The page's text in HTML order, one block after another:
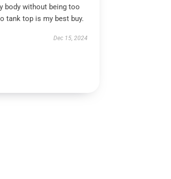
body without being too
tank top is my best buy.
Dec 15, 2024